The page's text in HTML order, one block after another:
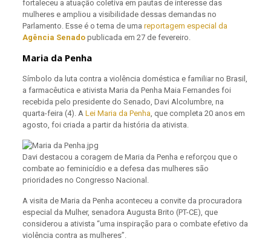
fortaleceu a atuação coletiva em pautas de interesse das
mulheres e ampliou a visibilidade dessas demandas no
Parlamento. Esse é o tema de uma reportagem especial da
Agência Senadopublicada em 27 de fevereiro.
Maria da Penha
Símbolo da luta contra a violência doméstica e familiar no Brasil,
a farmacêutica e ativista Maria da Penha Maia Fernandes foi
recebida pelo presidente do Senado, Davi Alcolumbre, na
quarta-feira (4). A Lei Maria da Penha, que completa 20 anos em
agosto, foi criada a partir da história da ativista.
Davi destacou a coragem de Maria da Penha e reforçou que o
combate ao feminicídio e a defesa das mulheres são
prioridades no Congresso Nacional.
A visita de Maria da Penha aconteceu a convite da procuradora
especial da Mulher, senadora Augusta Brito (PT-CE), que
considerou a ativista “uma inspiração para o combate efetivo da
violência contra as mulheres”.